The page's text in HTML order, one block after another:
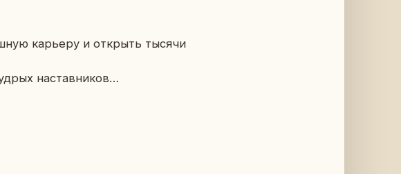
ка­рье­ру и от­крыть тысячи
на­став­ни­ков…